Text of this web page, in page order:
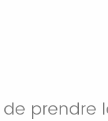
de prendre